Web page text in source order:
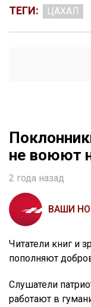
ТЕГИ: ЦАХАЛ
не воюют
2 года назад
ВАШИ
Читатели книг и
пополняют
Слушатели
работают в